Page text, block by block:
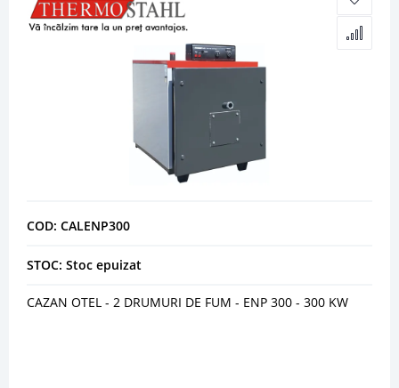
COD: CALENP300
STOC: Stoc epuizat
CAZAN OTEL - 2 DRUMURI DE FUM - ENP 300 - 300 KW